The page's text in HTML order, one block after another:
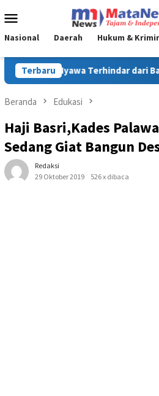
ke
Mobile
Nasional Daerah Hukum &
Terbaru
MIND ID Tegaskan Dukungan
Beranda Edukasi
Haji Basri,Kades
Sedang Giat Bangun
Redaksi
29 Oktober 2019
526 x dibaca